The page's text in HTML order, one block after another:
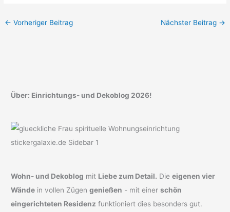
← Vorheriger Beitrag Nächster Beitrag →
Über: Einrichtungs- und Dekoblog 2026!
Wohn- und Dekoblog mit Liebe zum Detail. Dieeigenen vier
Wände in vollen Zügengenießen - mit einerschön
eingerichteten Residenz funktioniert dies besonders gut.